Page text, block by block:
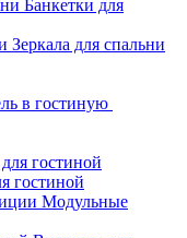
Банкетки для
Зеркала для спальни
в гостиную
гостиной
Модульные